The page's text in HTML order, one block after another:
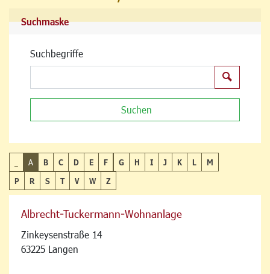
Suchmaske
Suchbegriffe
Suchen
A B C D E F G H I J K L
M
P
R S T V W Z
Albrecht-Tuckermann-Wohnanlage
Zinkeysenstraße 14
63225 Langen